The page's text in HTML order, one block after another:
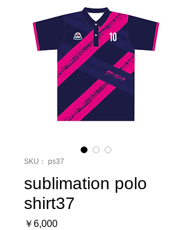
SKU： ps37
sublimation polo
shirt37
￥6,000価